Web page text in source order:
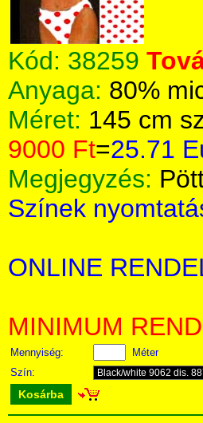
Kód: 38259
Anyaga: 80%
Méret: 145 cm
9000 Ft=25.71
Megjegyzés:
Színek
ONLINE
MINIMUM
Mennyiség:
Méter
Szín:
Kosárba